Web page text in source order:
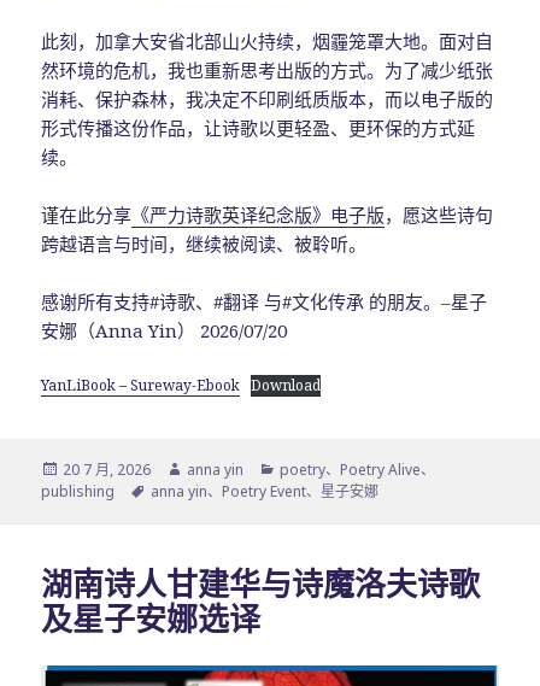
此刻，加拿大安省北部山火持续，烟霾笼罩大地。面对自
然环境的危机，我也重新思考出版的方式。为了减少纸张
消耗、保护森林，我决定不印刷纸质版本，而以电子版的
形式传播这份作品，让诗歌以更轻盈、更环保的方式延
续。
谨在此分享 《严力诗歌英译纪念版》电子版，愿这些诗句
跨越语言与时间，继续被阅读、被聆听。
感谢所有支持#诗歌、#翻译 与#文化传承 的朋友。–星子
安娜（Anna Yin） 2026/07/20
YanLiBook – Sureway-Ebook Download
发
布
20 7 月, 2026
作
者
anna yin
分
类
poetry、 Poetry Alive、
publishing
标
anna yin、 Poetry Event、 星子安娜
湖南诗人甘建华与诗魔洛夫诗歌
及星子安娜选译